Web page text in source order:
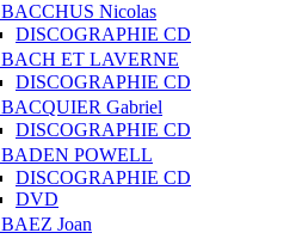
BACCHUS Nicolas
DISCOGRAPHIE CD
BACH ET LAVERNE
DISCOGRAPHIE CD
BACQUIER Gabriel
DISCOGRAPHIE CD
BADEN POWELL
DISCOGRAPHIE CD
DVD
BAEZ Joan